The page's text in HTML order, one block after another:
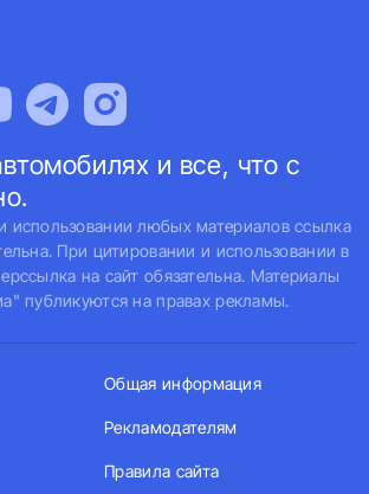
и все, что с
использовании любых материалов ссылка
При цитировании и использовании в
на сайт обязательна. Материалы
публикуются на правах рекламы.
Общая информация
Рекламодателям
Правила сайта